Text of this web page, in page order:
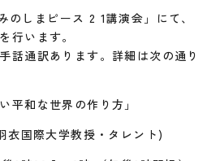
のしまピース 2 1講演会」にて、
行います。
話通訳あります。詳細は次の通り
平和な世界の作り方」
衣国際大学教授・タレント)